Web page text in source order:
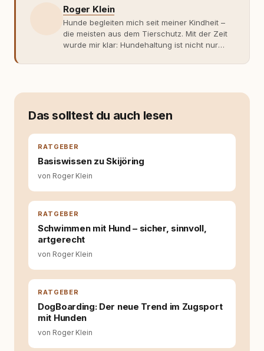
Roger Klein
Hunde begleiten mich seit meiner Kindheit –
die meisten aus dem Tierschutz. Mit der Zeit
wurde mir klar: Hundehaltung ist nicht nur
Fachwissen. Der Wendepunkt kam mit meinem
moderner Hundeerziehung
entsteht echte Bindung dort, wo Verständnis
Wissen ersetzt – nicht umgekehrt. Aus dieser
Entwicklung entstand rundum.dog – ein
Wissens- und Serviceportal für
Hundehalter:innen in Deutschland, Österreich
und der Schweiz. Meine Überzeugung:
Tierschutz beginnt mit Wissen. Wer seinen
Hund versteht, trifft bessere Entscheidungen –
für ein Zusammenleben, das beiden guttut.
Das solltest du auch lesen
RATGEBER
Basiswissen zu Skijöring
von Roger Klein
RATGEBER
Schwimmen mit Hund – sicher, sinnvoll,
artgerecht
von Roger Klein
RATGEBER
DogBoarding: Der neue Trend im Zugsport
mit Hunden
von Roger Klein